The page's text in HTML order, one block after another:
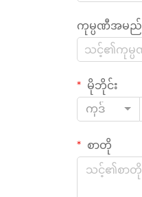
ကုမ္ပဏီအမည်
မိုဘိုင်း
ကုဒ်
စာတို